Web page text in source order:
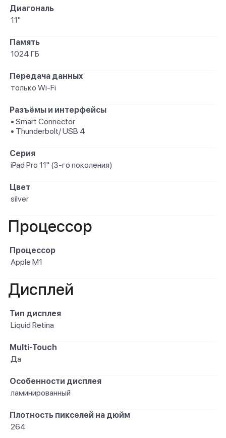
Диагональ
11"
Память
1024 ГБ
Передача данных
только Wi-Fi
Разъёмы и интерфейсы
• Smart Connector
• Thunderbolt/ USB 4
Серия
iPad Pro 11" (3-го поколения)
Цвет
silver
Процессор
Процессор
Apple M1
Дисплей
Тип дисплея
Liquid Retina
Multi-Touch
Да
Особенности дисплея
ламинированный
Плотность пикселей на дюйм
264